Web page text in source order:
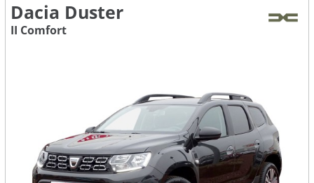
Dacia Duster
II Comfort